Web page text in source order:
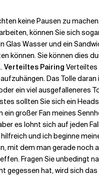
keine Pausen zu
können Sie sich
Wasser und ein
können. Sie können dies
Verteiltes Pairing Verteiltes
Das Tolle
ein viel ausgefalleneres
sollten Sie sich ein
großer Fan meines
es lohnt sich auf jeden
und ich beginne
mit dem man gerade noch
Fragen Sie unbedingt
gegessen hat, wird sich